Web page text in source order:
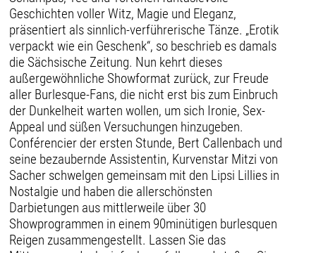
Geschichten voller Witz, Magie und Eleganz,
präsentiert als sinnlich-verführerische Tänze. „Erotik
verpackt wie ein Geschenk“, so beschrieb es damals
die Sächsische Zeitung. Nun kehrt dieses
außergewöhnliche Showformat zurück, zur Freude
aller Burlesque-Fans, die nicht erst bis zum Einbruch
der Dunkelheit warten wollen, um sich Ironie, Sex-
Appeal und süßen Versuchungen hinzugeben.
Conférencier der ersten Stunde, Bert Callenbach und
seine bezaubernde Assistentin, Kurvenstar Mitzi von
Sacher schwelgen gemeinsam mit den Lipsi Lillies in
Nostalgie und haben die allerschönsten
Darbietungen aus mittlerweile über 30
Showprogrammen in einem 90minütigen burlesquen
Reigen zusammengestellt. Lassen Sie das